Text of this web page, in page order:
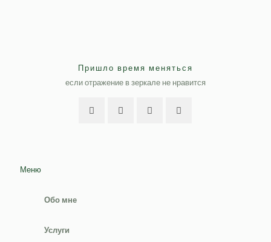
Пришло время меняться
если отражение в зеркале не нравится
Меню
Обо мне
Услуги